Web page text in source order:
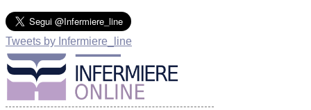
Tweets by Infermiere_line